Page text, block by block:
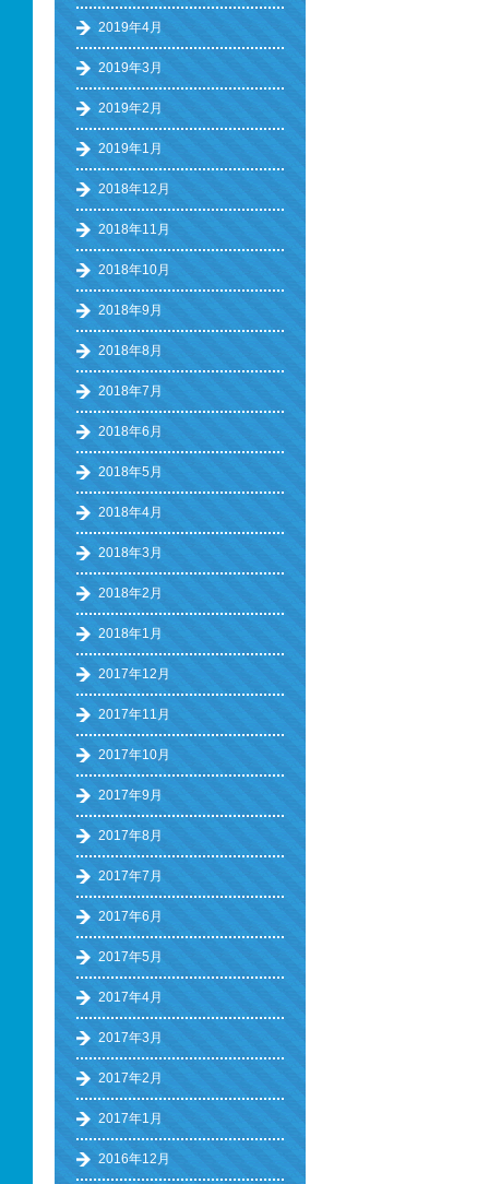
2019年4月
2019年3月
2019年2月
2019年1月
2018年12月
2018年11月
2018年10月
2018年9月
2018年8月
2018年7月
2018年6月
2018年5月
2018年4月
2018年3月
2018年2月
2018年1月
2017年12月
2017年11月
2017年10月
2017年9月
2017年8月
2017年7月
2017年6月
2017年5月
2017年4月
2017年3月
2017年2月
2017年1月
2016年12月